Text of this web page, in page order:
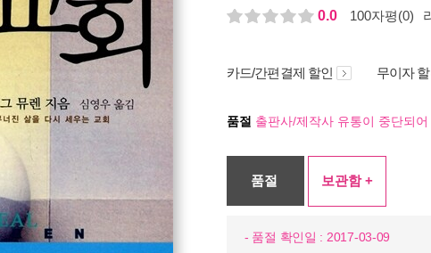
0.0
100자평(0)
카드/간편결제 할인 무이자
품절 출판사/제작사 유통이 중단되
품절 보관함 +
- 품절 확인일 : 2017-03-09